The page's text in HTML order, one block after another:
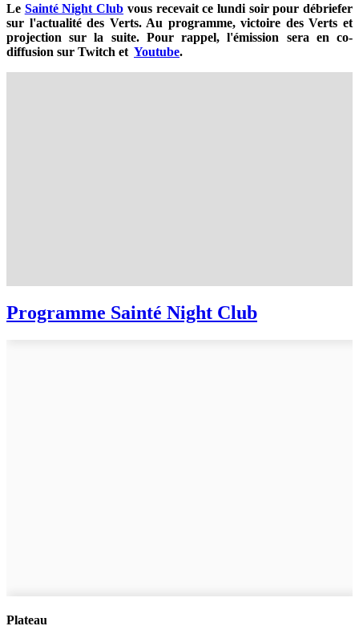
Le Sainté Night Club vous recevait ce lundi soir pour débriefer
sur l'actualité des Verts. Au programme, victoire des Verts et
projection sur la suite. Pour rappel, l'émission sera en co-
diffusion sur Twitch et Youtube.
Programme Sainté Night Club
Plateau